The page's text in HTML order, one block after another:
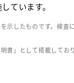
ています。
したものです。検
」として搭載しており